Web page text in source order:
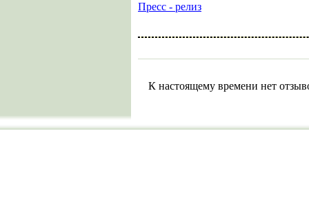
Пресс - релиз
К настоящему времени нет